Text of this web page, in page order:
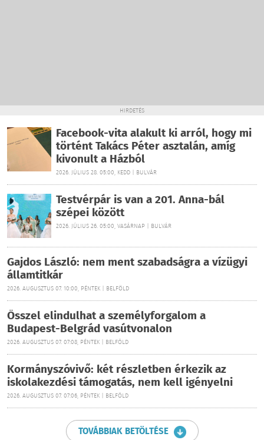
HIRDETÉS
Facebook-vita alakult ki arról, hogy mi
történt Takács Péter asztalán, amíg
kivonult a Házból
2026. JÚLIUS 28. 05:00, KEDD | BULVÁR
Testvérpár is van a 201. Anna-bál
szépei között
2026. JÚLIUS 26. 05:00, VASÁRNAP | BULVÁR
Gajdos László: nem ment szabadságra a vízügyi
államtitkár
2026. AUGUSZTUS 07. 10:00, PÉNTEK | BELFÖLD
Ősszel elindulhat a személyforgalom a
Budapest-Belgrád vasútvonalon
2026. AUGUSZTUS 07. 07:08, PÉNTEK | BELFÖLD
Kormányszóvivő: két részletben érkezik az
iskolakezdési támogatás, nem kell igényelni
2026. AUGUSZTUS 07. 07:06, PÉNTEK | BELFÖLD
TOVÁBBIAK BETÖLTÉSE